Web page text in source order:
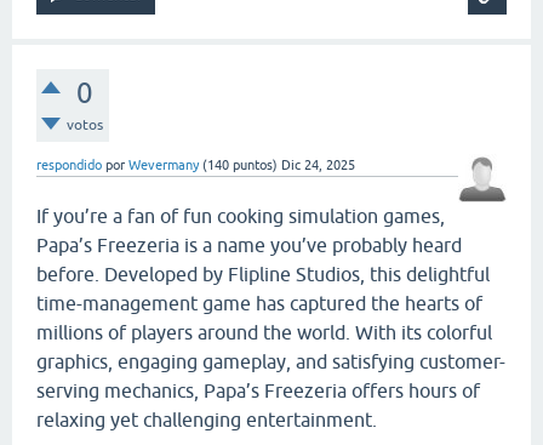
0
votos
respondido por Wevermany (140 puntos) Dic 24, 2025
If you’re a fan of fun cooking simulation games,
Papa’s Freezeria is a name you’ve probably heard
before. Developed by Flipline Studios, this delightful
time-management game has captured the hearts of
millions of players around the world. With its colorful
graphics, engaging gameplay, and satisfying customer-
serving mechanics, Papa’s Freezeria offers hours of
relaxing yet challenging entertainment.